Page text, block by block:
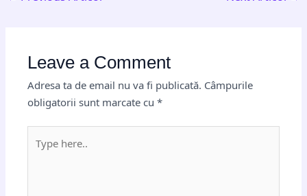
Leave a Comment
Adresa ta de email nu va fi publicată. Câmpurile
obligatorii sunt marcate cu*
here..